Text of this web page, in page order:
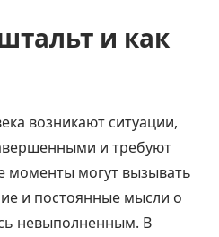
и как
возникают ситуации,
и требуют
моменты могут вызывать
и постоянные мысли о
невыполненным. В